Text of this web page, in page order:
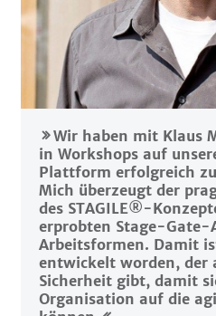
Wir haben mit Klaus
in Workshops auf
Plattform erfolgreich
Mich überzeugt der
des STAGILE®-
erprobten Stage-Gate-
Arbeitsformen. Damit
entwickelt worden, der
Sicherheit gibt, damit
Organisation auf die